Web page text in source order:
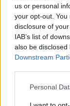
us or personal
your opt-out.
disclosure of
IAB’s list of
also be
Downstream
Personal
TAGS αντιγηρανση